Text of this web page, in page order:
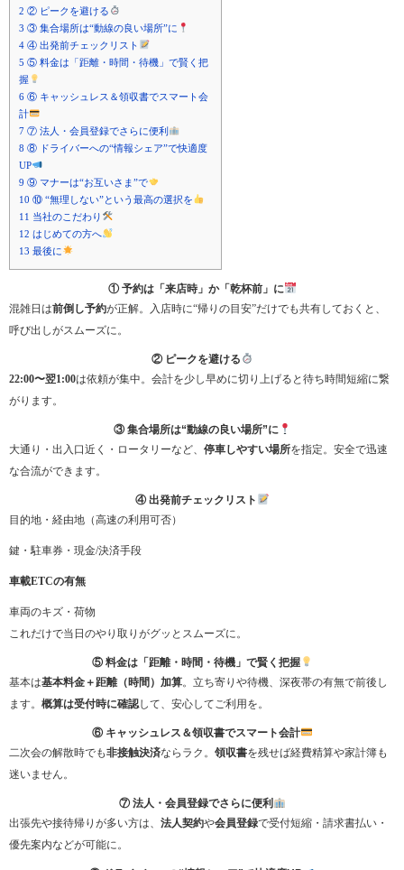
2 ② ピークを避ける
3 ③ 集合場所は“動線の良い場所”に
4 ④ 出発前チェックリスト
5 ⑤ 料金は「距離・時間・待機」で賢く把
握
6 ⑥ キャッシュレス＆領収書でスマート会
計
7 ⑦ 法人・会員登録でさらに便利
8 ⑧ ドライバーへの“情報シェア”で快適度
UP
9 ⑨ マナーは“お互いさま”で
10 ⑩ “無理しない”という最高の選択を
11 当社のこだわり
12 はじめての方へ
13 最後に
① 予約は「来店時」か「乾杯前」に
混雑日は前倒し予約が正解。入店時に“帰りの目安”だけでも共有しておくと、
呼び出しがスムーズに。
② ピークを避ける
22:00〜翌1:00は依頼が集中。会計を少し早めに切り上げると待ち時間短縮に繋
がります。
③ 集合場所は“動線の良い場所”に
大通り・出入口近く・ロータリーなど、 停車しやすい場所を指定。安全で迅速
な合流ができます。
④ 出発前チェックリスト
目的地・経由地（高速の利用可否）
鍵・駐車券・現金/決済手段
車載ETCの有無
車両のキズ・荷物
これだけで当日のやり取りがグッとスムーズに。
⑤ 料金は「距離・時間・待機」で賢く把握
基本は基本料金＋距離（時間）加算。立ち寄りや待機、深夜帯の有無で前後し
ます。 概算は受付時に確認して、安心してご利用を。
⑥ キャッシュレス＆領収書でスマート会計
二次会の解散時でも非接触決済ならラク。 領収書を残せば経費精算や家計簿も
迷いません。
⑦ 法人・会員登録でさらに便利
出張先や接待帰りが多い方は、 法人契約や会員登録で受付短縮・請求書払い・
優先案内などが可能に。